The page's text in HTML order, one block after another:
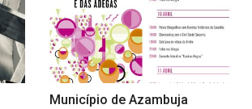
Município de Azambuja